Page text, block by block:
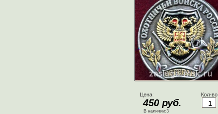
Цена:
450 руб.
В наличии:3
Кол-